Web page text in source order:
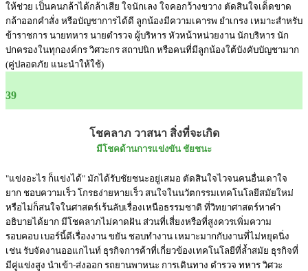
ให้ช่วย เป็นคนกล้าได้กล้าเสีย ใจนักเลง ใจคอกว้างขวาง ตัดสินใจเด็ดขาด
กล้าออกคำสั่ง หรือบัญชาการได้ดี ลูกน้องมีความเคารพ ยำเกรง เหมาะสำหรับ
ข้าราชการ นายทหาร นายตำรวจ ผู้บริหาร หัวหน้าหน่วยงาน นักบริหาร นัก
ปกครองในทุกองค์กร วิศวะกร สถาปนิก หรือคนที่มีลูกน้องใต้บังคับบัญชามาก
(คู่ปลอดภัย แนะนำให้ใช้)
39
โชคลาภ วาสนา สิ่งที่จะเกิด
มีโชคด้านการแข่งขัน ชัยชนะ
"แข่งอะไร ก็แข่งได้" มักได้รับชัยชนะอยู่เสมอ ตัดสินใจไวจนคนอื่นเดาใจ
ยาก ชอบความเร็ว โกรธง่ายหายเร็ว สนใจในนวัตกรรมเทคโนโลยีสมัยใหม่
หรือไม่ก็สนใจในศาสตร์เร้นลับเรื่องเหนือธรรมชาติ ที่วิทยาศาสตร์หาคำ
อธิบายได้ยาก มีโชคลาภไม่คาดฝัน ส่วนที่เสี่ยงหรือที่สูงควรเพิ่มความ
รอบคอบ เบอร์นี้ดีเรื่องงาน ขยัน ชอบทำงาน เหมาะมากกับงานที่ไม่หยุดนิ่ง
เช่น รับจัดงานออแกไนท์ ธุรกิจการค้าที่เกี่ยวข้องเทคโนโลยีที่ล้ำสมัย ธุรกิจที่
มีคู่แข่งสูง นำเข้า-ส่งออก รถยานพาหนะ การเดินทาง ตำรวจ ทหาร วิศวะ